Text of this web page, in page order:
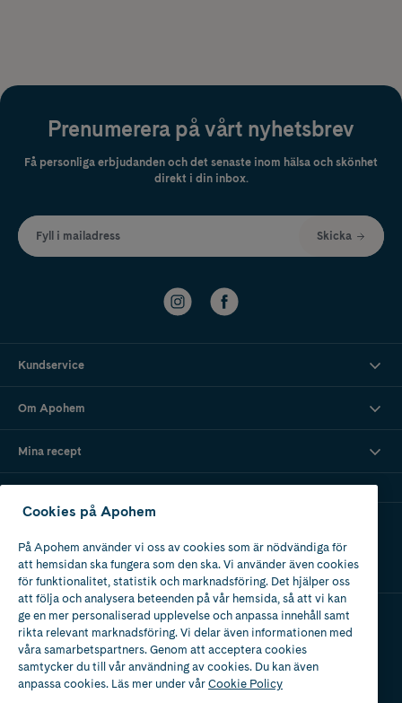
Prenumerera på vårt nyhetsbrev
Få personliga erbjudanden och det senaste inom hälsa och skönhet
direkt i din inbox.
Fyll i mailadress Skicka
Kundservice
Om Apohem
Mina recept
Apotek med tillstånd
av Läkemedelsverket
Cookies på Apohem
På Apohem använder vi oss av cookies som är nödvändiga för
att hemsidan ska fungera som den ska. Vi använder även cookies
för funktionalitet, statistik och marknadsföring. Det hjälper oss
att följa och analysera beteenden på vår hemsida, så att vi kan
ge en mer personaliserad upplevelse och anpassa innehåll samt
rikta relevant marknadsföring. Vi delar även informationen med
våra samarbetspartners. Genom att acceptera cookies
samtycker du till vår användning av cookies. Du kan även
anpassa cookies. Läs mer under vårCookie Policy